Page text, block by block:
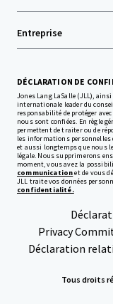
Entreprise
DÉCLARATION DE
Jones Lang LaSalle (JLL),
internationale leader du
responsabilité de protéger
nous sont confiées. En règle
permettent de traiter ou de
les informations personnelles
et aussi longtemps que nous
légale. Nous supprimerons
moment, vous avez la
communicationet de vous
JLL traite vos données
confidentialité.
Privacy
Déclaration
Tous droits